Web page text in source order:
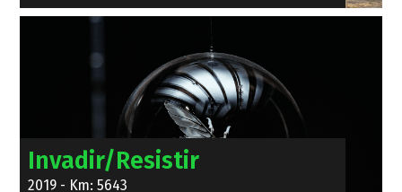
Invadir/Resistir
2019 - Km: 5643